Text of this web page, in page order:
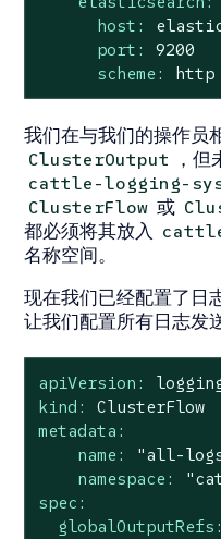
host:
port:
9200
scheme:
http
我们在与我们的操作员
ClusterOutput ，但
cattle-logging-
ClusterFlow 或
都必须将其放入
名称空间。
现在我们已经配置了日
让我们配置所有日志发
apiVersion:
kind:
ClusterFlow
metadata:
name:
"all-
namespace:
spec:
globalOutputRefs: